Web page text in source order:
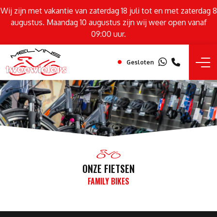
Wij zijn met vakantie van zaterdag 18 juli tot en met zaterdag 8
augustus. Maandag 10 augustus zijn wij weer open vanaf
09:00 uur.
Gesloten
ONZE FIETSEN
FAMILY BIKES